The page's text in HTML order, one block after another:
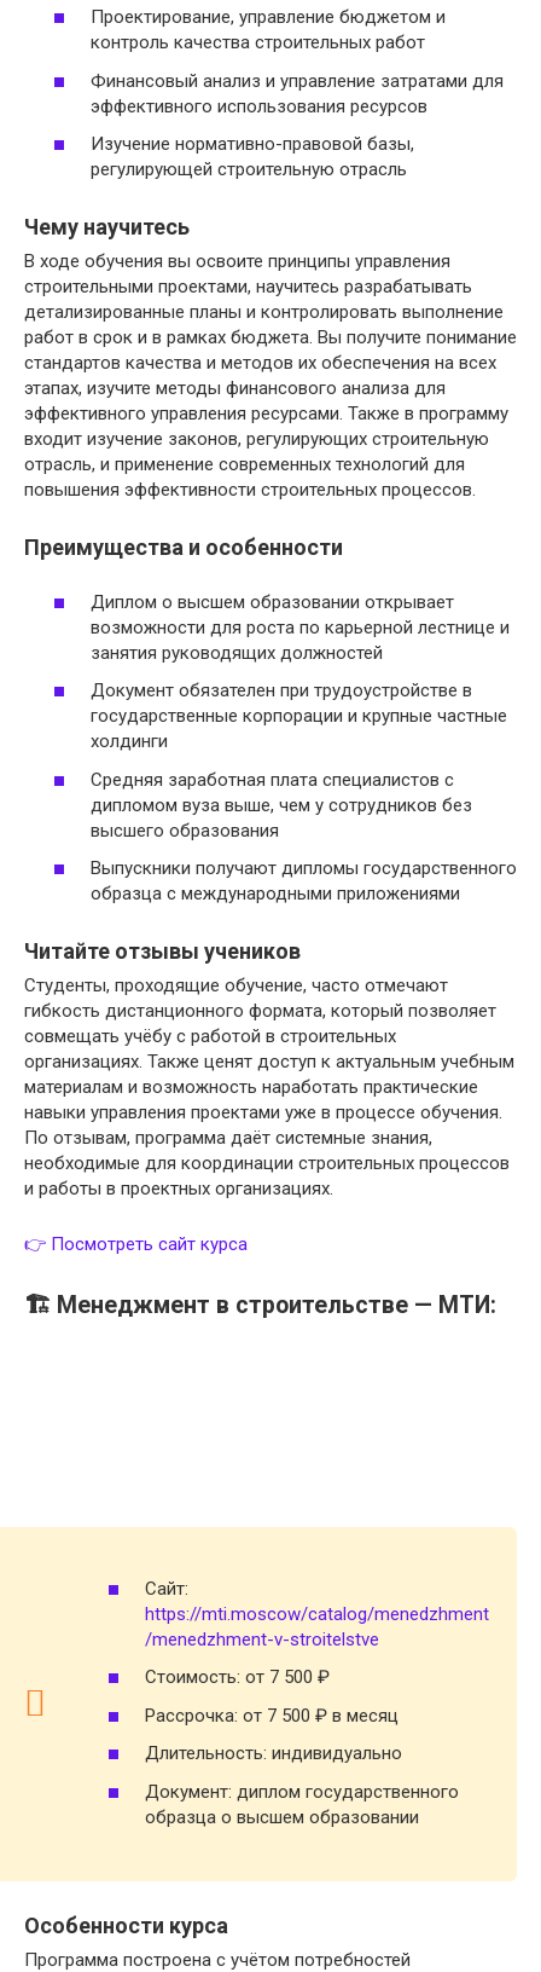
Проектирование, управление бюджетом и
контроль качества строительных работ
Финансовый анализ и управление затратами для
эффективного использования ресурсов
Изучение нормативно-правовой базы,
регулирующей строительную отрасль
Чему научитесь
В ходе обучения вы освоите принципы управления
строительными проектами, научитесь разрабатывать
детализированные планы и контролировать выполнение
работ в срок и в рамках бюджета. Вы получите понимание
стандартов качества и методов их обеспечения на всех
этапах, изучите методы финансового анализа для
эффективного управления ресурсами. Также в программу
входит изучение законов, регулирующих строительную
отрасль, и применение современных технологий для
повышения эффективности строительных процессов.
Преимущества и особенности
Диплом о высшем образовании открывает
возможности для роста по карьерной лестнице и
занятия руководящих должностей
Документ обязателен при трудоустройстве в
государственные корпорации и крупные частные
холдинги
Средняя заработная плата специалистов с
дипломом вуза выше, чем у сотрудников без
высшего образования
Выпускники получают дипломы государственного
образца с международными приложениями
Читайте отзывы учеников
Студенты, проходящие обучение, часто отмечают
гибкость дистанционного формата, который позволяет
совмещать учёбу с работой в строительных
организациях. Также ценят доступ к актуальным учебным
материалам и возможность наработать практические
навыки управления проектами уже в процессе обучения.
По отзывам, программа даёт системные знания,
необходимые для координации строительных процессов
и работы в проектных организациях.
👉 Посмотреть сайт курса
🏗️ Менеджмент в строительстве — МТИ:
Сайт:
https://mti.moscow/catalog/menedzhment
/menedzhment-v-stroitelstve
Стоимость: от 7 500 ₽
Рассрочка: от 7 500 ₽ в месяц
Длительность: индивидуально
Документ: диплом государственного
образца о высшем образовании
Особенности курса
Программа построена с учётом потребностей